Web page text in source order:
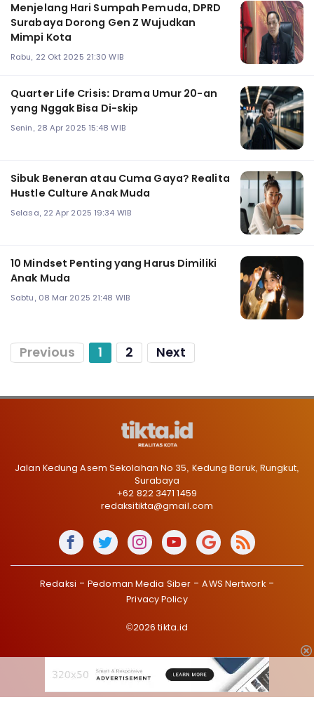
Menjelang Hari Sumpah Pemuda, DPRD
Surabaya Dorong Gen Z Wujudkan
Mimpi Kota
Rabu, 22 Okt 2025 21:30 WIB
Quarter Life Crisis: Drama Umur 20-an
yang Nggak Bisa Di-skip
Senin, 28 Apr 2025 15:48 WIB
Sibuk Beneran atau Cuma Gaya? Realita
Hustle Culture Anak Muda
Selasa, 22 Apr 2025 19:34 WIB
10 Mindset Penting yang Harus Dimiliki
Anak Muda
Sabtu, 08 Mar 2025 21:48 WIB
Previous 1 2 Next
Jalan Kedung Asem Sekolahan No 35, Kedung Baruk, Rungkut,
Surabaya
+62 822 3471 1459
redaksitikta@gmail.com
Redaksi Pedoman Media Siber
AWS Nertwork
Privacy Policy
©2026 tikta.id